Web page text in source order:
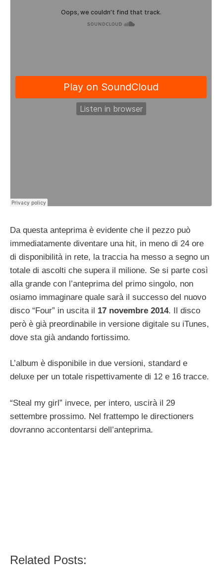
Da questa anteprima è evidente che il pezzo può
immediatamente diventare una hit, in meno di 24 ore
di disponibilità in rete, la traccia ha messo a segno un
totale di ascolti che supera il milione. Se si parte così
alla grande con l’anteprima del primo singolo, non
osiamo immaginare quale sarà il successo del nuovo
disco “Four” in uscita il 17 novembre 2014. Il disco
però è già preordinabile in versione digitale su iTunes,
dove sta già andando fortissimo.
L’album è disponibile in due versioni, standard e
deluxe per un totale rispettivamente di 12 e 16 tracce.
“Steal my girl” invece, per intero, uscirà il 29
settembre prossimo. Nel frattempo le directioners
dovranno accontentarsi dell’anteprima.
Related Posts: